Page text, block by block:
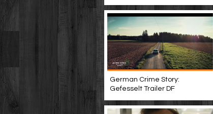
German Crime Story:
Gefesselt Trailer DF